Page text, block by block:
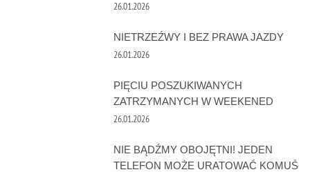
26.01.2026
NIETRZEŹWY I BEZ PRAWA JAZDY
26.01.2026
PIĘCIU POSZUKIWANYCH
ZATRZYMANYCH W WEEKENED
26.01.2026
NIE BĄDŹMY OBOJĘTNI! JEDEN
TELEFON MOŻE URATOWAĆ KOMUŚ